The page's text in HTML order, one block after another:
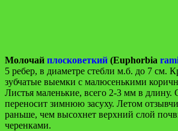
Молочай плосковеткий (Euphorbia
5 ребер, в диаметре стебли м.б. до 7 см.
зубчатые выемки с малюсенькими
Листья маленькие, всего 2-3 мм в длину.
переносит зимнюю засуху. Летом
раньше, чем высохнет верхний слой
черенками.